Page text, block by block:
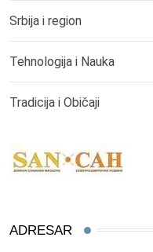
Srbija i region
Tehnologija i Nauka
Tradicija i Običaji
ADRESAR